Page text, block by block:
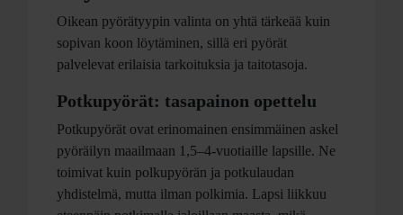
Oikean pyörätyypin valinta on yhtä tärkeää kuin
sopivan koon löytäminen, sillä eri pyörät
palvelevat erilaisia tarkoituksia ja taitotasoja.
Potkupyörät: tasapainon opettelu
Potkupyörät ovat erinomainen ensimmäinen askel
pyöräilyn maailmaan 1,5–4-vuotiaille lapsille. Ne
toimivat kuin polkupyörän ja potkulaudan
yhdistelmä, mutta ilman polkimia. Lapsi liikkuu